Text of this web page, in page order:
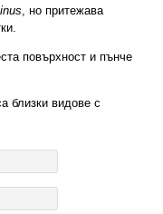
, но притежава
повърхност и пънче
близки видове с